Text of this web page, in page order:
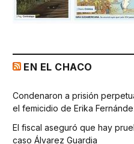
EN EL CHACO
Condenaron a prisión
el femicidio de Erika
El fiscal aseguró que hay
caso Álvarez Guardia